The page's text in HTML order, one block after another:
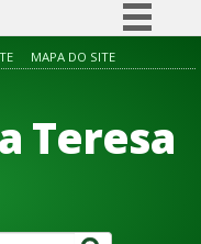
Simplifique!
Participe
à informação
Canais
MAPA DO SITE
Teresa